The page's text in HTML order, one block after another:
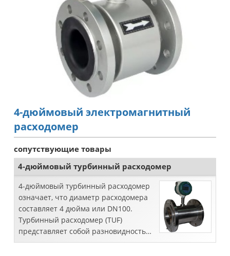
4-дюймовый электромагнитный
расходомер
сопутствующие товары
4-дюймовый турбинный расходомер
4-дюймовый турбинный расходомер
означает, что диаметр расходомера
составляет 4 дюйма или DN100.
Турбинный расходомер (TUF)
представляет собой разновидность
расходомера скорости, который имеет